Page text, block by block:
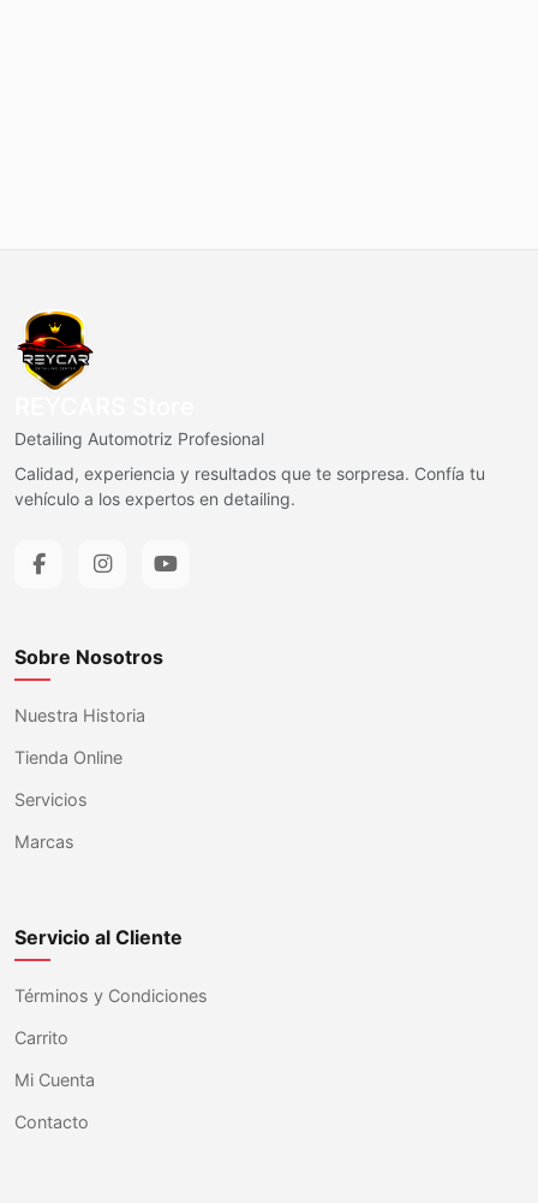
Detailing Automotriz Profesional
Calidad, experiencia y resultados que te sorpresa. Confía tu
vehículo a los expertos en detailing.
Sobre Nosotros
Nuestra Historia
Tienda Online
Servicios
Marcas
Servicio al Cliente
Términos y Condiciones
Carrito
Mi Cuenta
Contacto